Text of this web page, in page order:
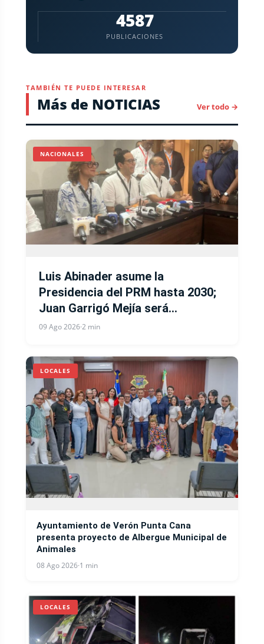
4587
PUBLICACIONES
TAMBIÉN TE PUEDE INTERESAR
Más de NOTICIAS Ver todo →
NACIONALES
Luis Abinader asume la
Presidencia del PRM hasta 2030;
Juan Garrigó Mejía será
Secretario General y Gloria Reyes
09 Ago 2026·2 min
LOCALES
Ayuntamiento de Verón Punta Cana
presenta proyecto de Albergue Municipal de
Animales
08 Ago 2026·1 min
LOCALES